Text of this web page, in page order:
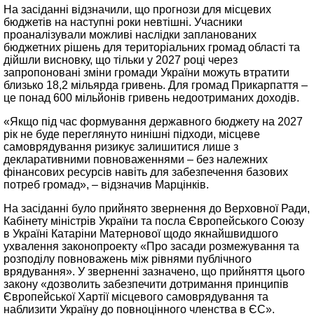
На засіданні відзначили, що прогнози для місцевих
бюджетів на наступні роки невтішні. Учасники
проаналізували можливі наслідки запланованих
бюджетних рішень для територіальних громад області та
дійшли висновку, що тільки у 2027 році через
запропоновані зміни громади України можуть втратити
близько 18,2 мільярда гривень. Для громад Прикарпаття –
це понад 600 мільйонів гривень недоотриманих доходів.
«Якщо під час формування державного бюджету на 2027
рік не буде переглянуто нинішні підходи, місцеве
самоврядування ризикує залишитися лише з
декларативними повноваженнями – без належних
фінансових ресурсів навіть для забезпечення базових
потреб громад», – відзначив Марцінків.
На засіданні було прийнято звернення до Верховної Ради,
Кабінету міністрів України та посла Європейського Союзу
в Україні Катаріни Матернової щодо якнайшвидшого
ухвалення законопроекту «Про засади розмежування та
розподілу повноважень між рівнями публічного
врядування». У зверненні зазначено, що прийняття цього
закону «дозволить забезпечити дотримання принципів
Європейської Хартії місцевого самоврядування та
наблизити Україну до повноцінного членства в ЄС».